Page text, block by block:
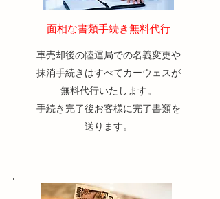
​面相な書類手続き無料代行
​車売却後の陸運局での名義変更や
抹消手続きはすべてカーウェスが
無料代行いたします。
​手続き完了後お客様に完了書類を
送ります。